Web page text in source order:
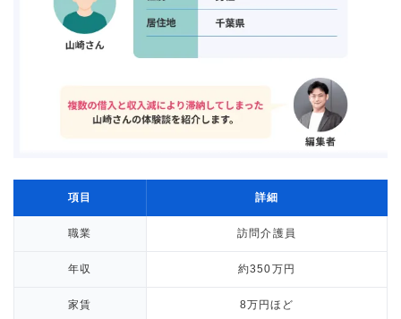
項目 詳細
職業 訪問介護員
年収 約350万円
家賃 8万円ほど